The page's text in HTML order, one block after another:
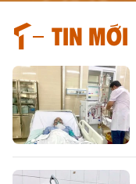
Tin mới